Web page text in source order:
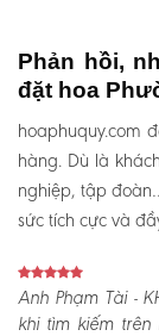
Phản hồi,
đặt hoa
hoaphuquy.com
hàng. Dù là
nghiệp, tập
sức tích cực và
Anh Phạm Tài -
khi tìm kiếm trên